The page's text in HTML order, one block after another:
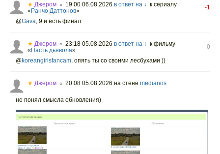
★ Джером ○ 19:00 06.08.2026 в ответ на ↓ к сериалу
« Ранчо Даттонов»
-1
@Gava, 9 и есть финал
★ Джером ○ 23:18 05.08.2026 в ответ на ↓ к фильму
« Пасть дьявола»
0
@koreangirlsfancam, опять ты со своими лесбухами ))
★ Джером ○ 20:08 05.08.2026 на стене medianos
не понял смысла обновления)